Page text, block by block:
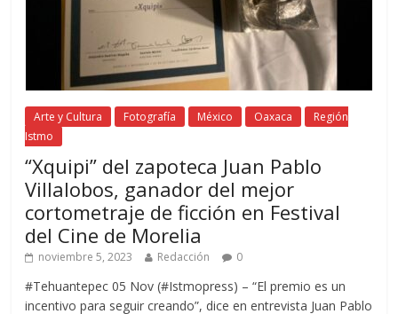
Arte y Cultura Fotografía México Oaxaca
Región
Istmo
“Xquipi” del zapoteca Juan Pablo
Villalobos, ganador del mejor
cortometraje de ficción en Festival
del Cine de Morelia
noviembre 5, 2023 Redacción 0
#Tehuantepec 05 Nov (#Istmopress) – “El premio es un
incentivo para seguir creando”, dice en entrevista Juan Pablo